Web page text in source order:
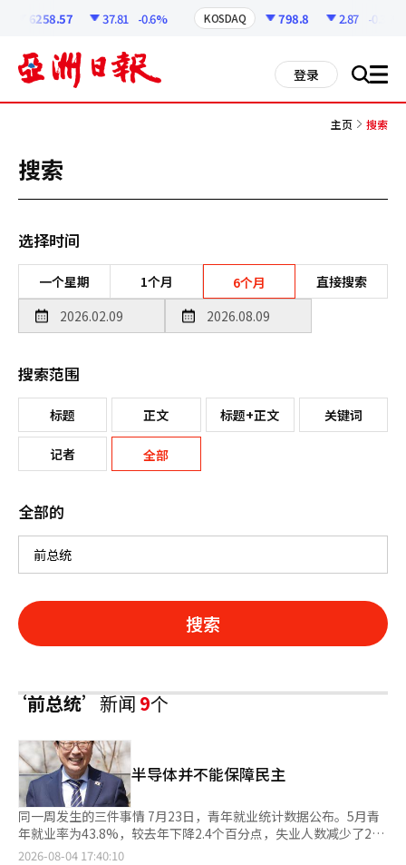
6258.57 37.81 -0.6% KOSDAQ 798.8 2.87 -0.36%
登录 搜 all
主页 搜索
搜索
选择时间
一个星期 1个月 6个月 直接搜索
搜索范围
标题 正文 标题+正文 关键词
记者 全部
全部的
搜索
‘前总统’新闻9个
半导体并不能保障民主
同一周发生的三件事情 7月23日，青年就业统计数据公布。5月青
年就业率为43.8%，较去年下降2.4个百分点，失业人数减少了25
万5千人。超过一年未能找到工作的青年比例达到48.6%，为2009
2026-08-04 17:40:10